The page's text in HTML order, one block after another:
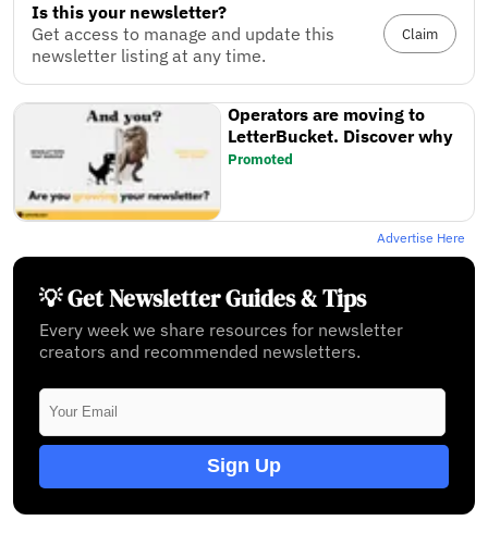
Is this your newsletter?
Get access to manage and update this
newsletter listing at any time.
Claim
Operators are moving to
LetterBucket. Discover why
Promoted
Advertise Here
💡 Get Newsletter Guides & Tips
Every week we share resources for newsletter
creators and recommended newsletters.
Sign Up